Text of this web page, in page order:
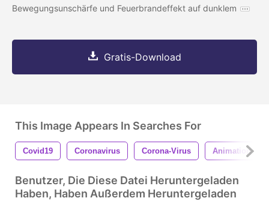
Bewegungsunschärfe und Feuerbrandeffekt auf dunklem
Gratis-Download
This Image Appears In Searches For
Covid19 Coronavirus Corona-Virus Animation
Benutzer, Die Diese Datei Heruntergeladen
Haben, Haben Außerdem Heruntergeladen